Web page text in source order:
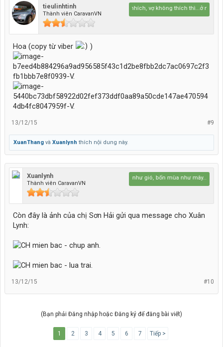
tieulinhtinh
Thành viên CaravanVN
thích thì nhích, vợ không thích thì...ở nhà :)
Hoa (copy từ viber )
#9
13/12/15
XuanThang và Xuanlynh thích nội dung này.
Xuanlynh
Thành viên CaravanVN
Bốn mùa như gió, bốn mùa như mây...
Còn đây là ảnh của chị Sơn Hải gửi qua message cho Xuân
Lynh:
#10
13/12/15
(Bạn phải Đăng nhập hoặc Đăng ký để đăng bài viết)
1 2 3 4 5 6 7 Tiếp >